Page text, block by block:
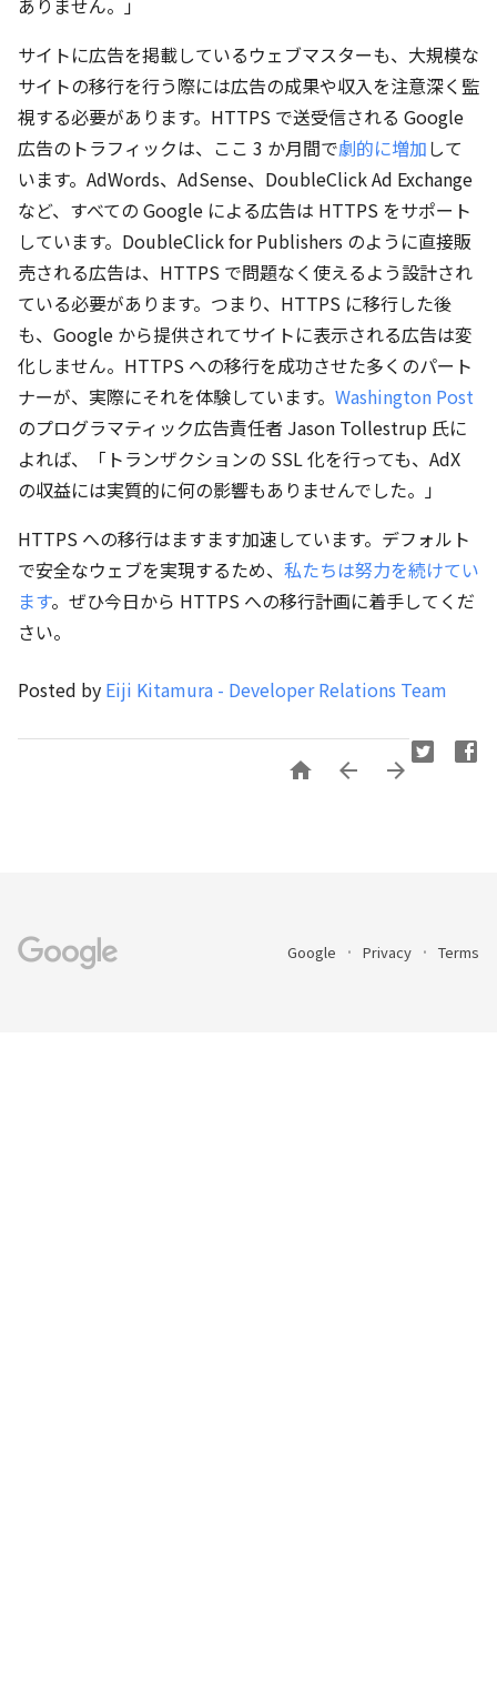
サイトに広告を掲載しているウェブマスターも、大規模な
サイトの移行を行う際には広告の成果や収入を注意深く監
視する必要があります。HTTPS で送受信される Google
広告のトラフィックは、ここ 3 か月間で劇的に増加して
います。AdWords、AdSense、DoubleClick Ad Exchange
など、すべての Google による広告は HTTPS をサポート
しています。DoubleClick for Publishers のように直接販
売される広告は、HTTPS で問題なく使えるよう設計され
ている必要があります。つまり、HTTPS に移行した後
も、Google から提供されてサイトに表示される広告は変
化しません。HTTPS への移行を成功させた多くのパート
ナーが、実際にそれを体験しています。 Washington Post
のプログラマティック広告責任者 Jason Tollestrup 氏に
よれば、「トランザクションの SSL 化を行っても、AdX
の収益には実質的に何の影響もありませんでした。」
HTTPS への移行はますます加速しています。デフォルト
で安全なウェブを実現するため、 私たちは努力を続けてい
ます。ぜひ今日から HTTPS への移行計画に着手してくだ
さい。
Posted by Eiji Kitamura - Developer Relations Team
  
Google Privacy Terms